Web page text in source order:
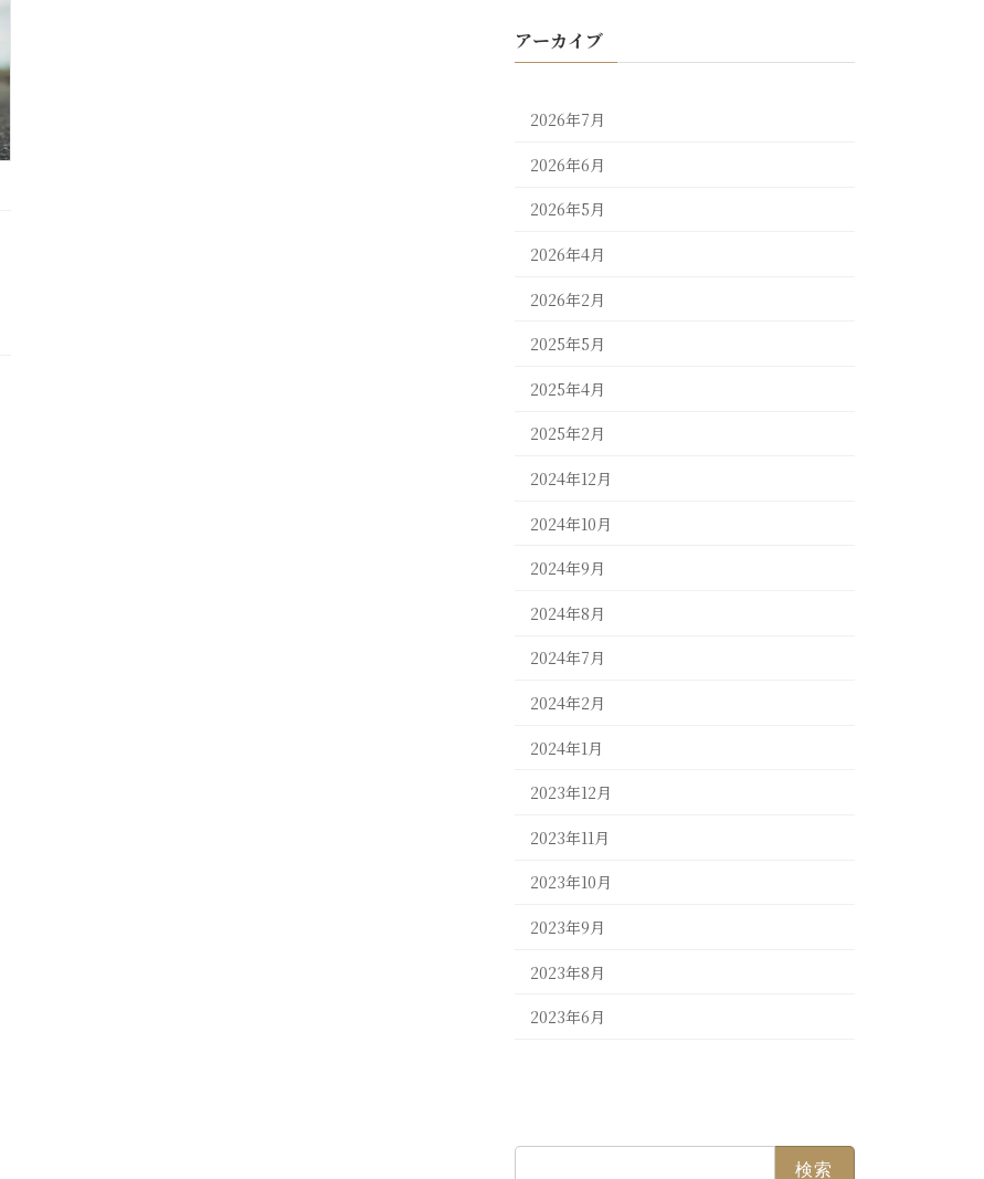
アーカイブ
2026年7月
2026年6月
2026年5月
2026年4月
2026年2月
2025年5月
2025年4月
2025年2月
2024年12月
2024年10月
2024年9月
2024年8月
2024年7月
2024年2月
2024年1月
2023年12月
2023年11月
2023年10月
2023年9月
2023年8月
2023年6月
検